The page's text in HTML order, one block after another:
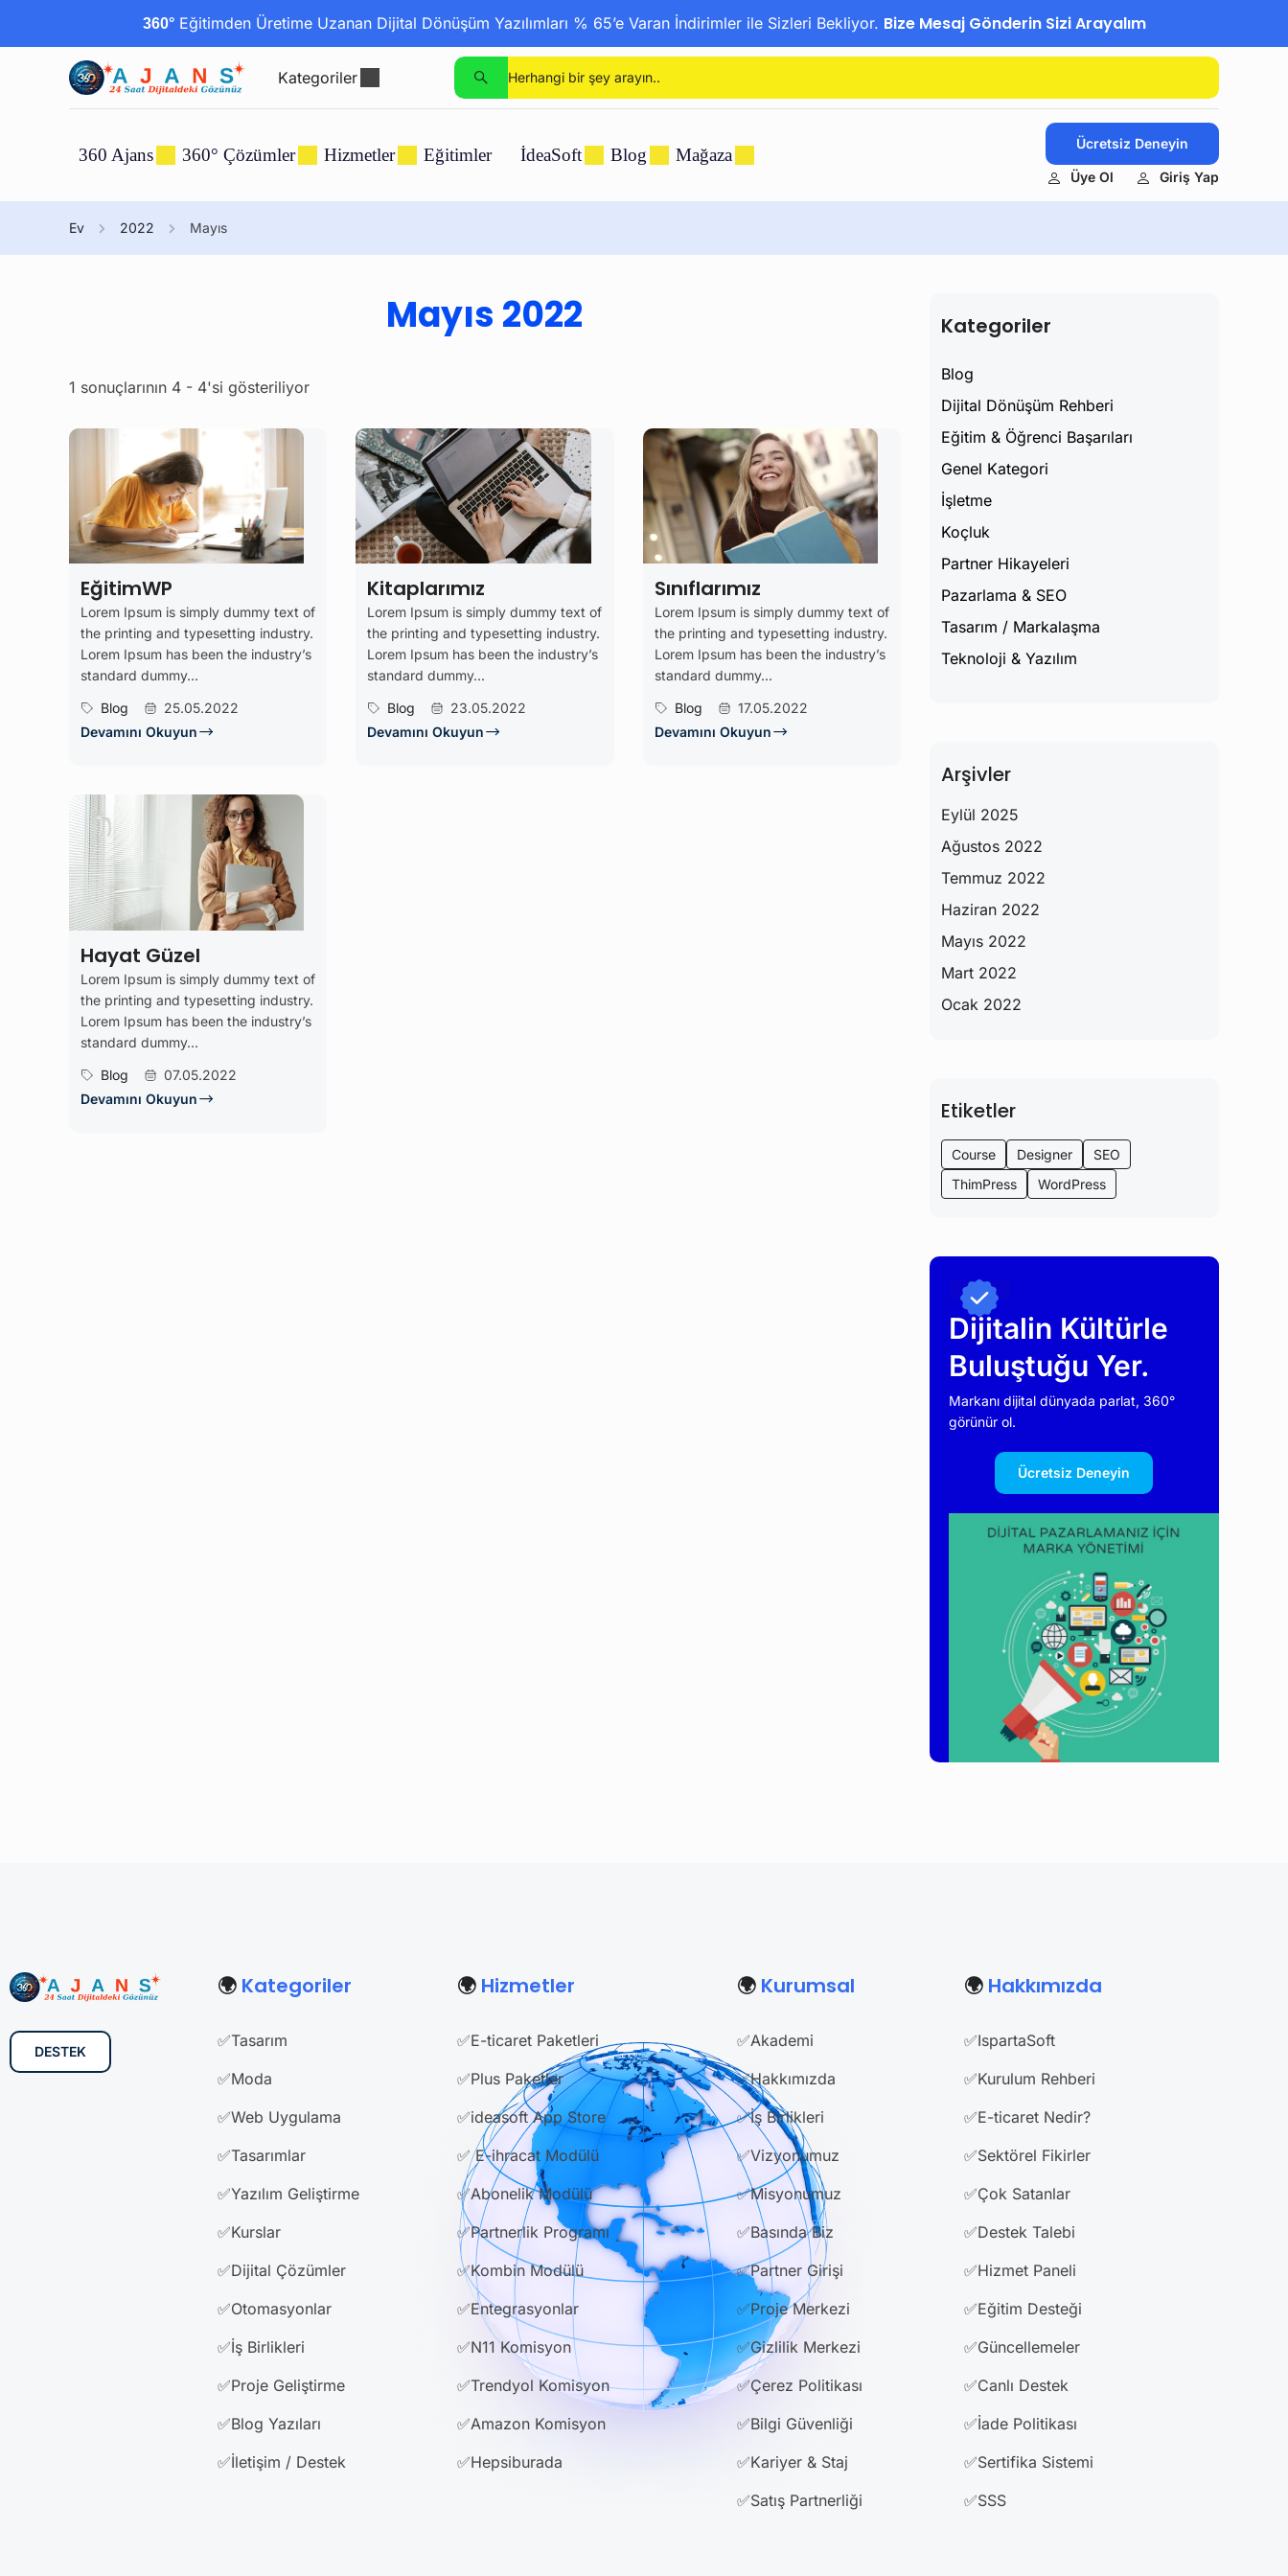
360°Eğitimden Üretime Uzanan Dijital Dönüşüm Yazılımları % 65’e Varan İndirimler ile Sizleri Bekliyor. Bize Mesaj Gönderin Sizi Arayalım
Kategoriler
360 Ajans 360° Çözümler Hizmetler Eğitimler İdeaSoft Blog Mağaza
Ücretsiz Deneyin
Üye Ol Giriş Yap
Ev 2022 Mayıs
Mayıs 2022
1 sonuçlarının 4 - 4'si gösteriliyor
EğitimWP
Lorem Ipsum is simply dummy text of
the printing and typesetting industry.
Lorem Ipsum has been the industry’s
standard dummy...
Blog
25.05.2022
Devamını Okuyun
Kitaplarımız
Lorem Ipsum is simply dummy text of
the printing and typesetting industry.
Lorem Ipsum has been the industry’s
standard dummy...
Blog
23.05.2022
Devamını Okuyun
Sınıflarımız
Lorem Ipsum is simply dummy text of
the printing and typesetting industry.
Lorem Ipsum has been the industry’s
standard dummy...
Blog
17.05.2022
Devamını Okuyun
Hayat Güzel
Lorem Ipsum is simply dummy text of
the printing and typesetting industry.
Lorem Ipsum has been the industry’s
standard dummy...
Blog
07.05.2022
Devamını Okuyun
Kategoriler
Blog
Dijital Dönüşüm Rehberi
Eğitim & Öğrenci Başarıları
Genel Kategori
İşletme
Koçluk
Partner Hikayeleri
Pazarlama & SEO
Tasarım / Markalaşma
Teknoloji & Yazılım
Arşivler
Eylül 2025
Ağustos 2022
Temmuz 2022
Haziran 2022
Mayıs 2022
Mart 2022
Ocak 2022
Etiketler
Course Designer
SEO
ThimPress
WordPress
Dijitalin Kültürle
Buluştuğu Yer.
Markanı dijital dünyada parlat, 360°
görünür ol.
Ücretsiz Deneyin
DESTEK
🌍 Kategoriler
✅Tasarım
✅Moda
✅Web Uygulama
✅Tasarımlar
✅Yazılım Geliştirme
✅Kurslar
✅Dijital Çözümler
✅Otomasyonlar
✅İş Birlikleri
✅Proje Geliştirme
✅Blog Yazıları
✅İletişim / Destek
🌍 Hizmetler
✅E-ticaret Paketleri
✅Plus Paketler
✅ideasoft App Store
✅ E-ihracat Modülü
✅Abonelik Modülü
✅Partnerlik Programı
✅Kombin Modülü
✅Entegrasyonlar
✅N11 Komisyon
✅Trendyol Komisyon
✅Amazon Komisyon
✅Hepsiburada
🌍 Kurumsal
✅Akademi
✅Hakkımızda
✅İş Birlikleri
✅Vizyonumuz
✅Misyonumuz
✅Basında Biz
✅Partner Girişi
✅Proje Merkezi
✅Gizlilik Merkezi
✅Çerez Politikası
✅Bilgi Güvenliği
✅Kariyer & Staj
✅Satış Partnerliği
🌍 Hakkımızda
✅IspartaSoft
✅Kurulum Rehberi
✅E-ticaret Nedir?
✅Sektörel Fikirler
✅Çok Satanlar
✅Destek Talebi
✅Hizmet Paneli
✅Eğitim Desteği
✅Güncellemeler
✅Canlı Destek
✅İade Politikası
✅Sertifika Sistemi
✅SSS